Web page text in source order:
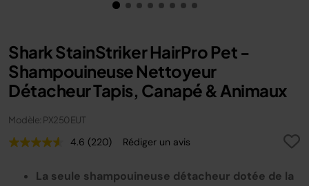
Shark StainStriker HairPro Pet -
Shampouineuse Nettoyeur
Détacheur Tapis, Canapé & Animaux
Modèle: PX250EUT
4.6 Lire
avis.
Lien
(220) Rédiger un avis
La seule shampouineuse détacheur dotée de la